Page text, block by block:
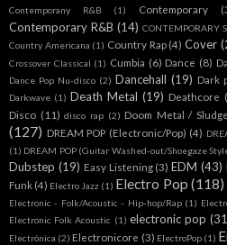
Contemporany R&B (1) Contemporary
Contemporary R&B (14) CONTEMPORARY
Country Americana (1) Country Rap (4) Cover
Crossover Classical (1) Cumbia (6) Dance (8)
Dance Pop Nu-disco (2) Dancehall (19) Dark
Darkwave (1) Death Metal (19) Deathcore
Disco (11) disco rap (2) Doom Metal / Sludge
(127) DREAM POP (Electronic/Pop) (4)
(1) DREAM POP (Guitar Washed-out/Shoegaze
Dubstep (19) Easy Listening (3) EDM (43)
Funk (4) Electro Jazz (1) Electro Pop (118)
Electronic - Folk/Acoustic - Hip-hop/Rap (1)
Electronic Folk Acoustic (1) electronic pop
Electrónica (2) Electronicore (3) ElectroPop (1)